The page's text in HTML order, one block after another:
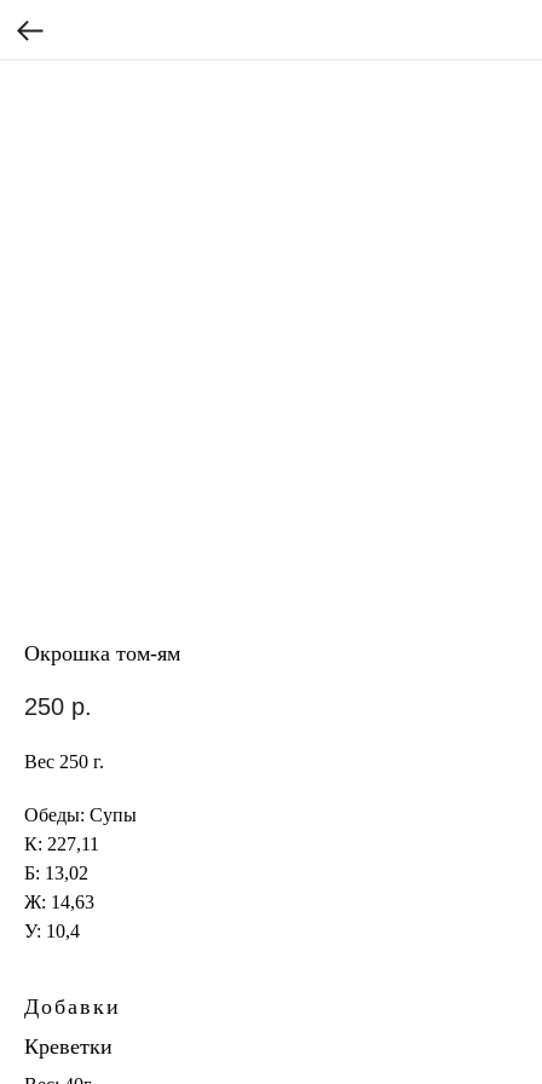
Окрошка том-ям
250 р.
Вес 250 г.
Обеды: Супы
К: 227,11
Б: 13,02
Ж: 14,63
У: 10,4
Добавки
Креветки